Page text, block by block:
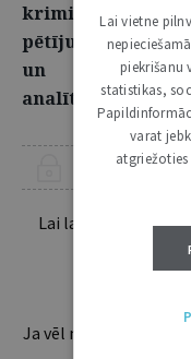
kriminoloģiska
pētījumiem, bet
un
analītiskajiem
ŠIS RAKSTS
Lai lasītu šo rakstu
Esošos
Ja vēl neesi
Lai vietne
piekrišanu
statistikas,
varat